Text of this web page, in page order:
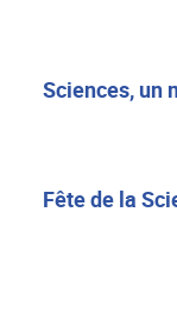
Sciences, un
Fête de la